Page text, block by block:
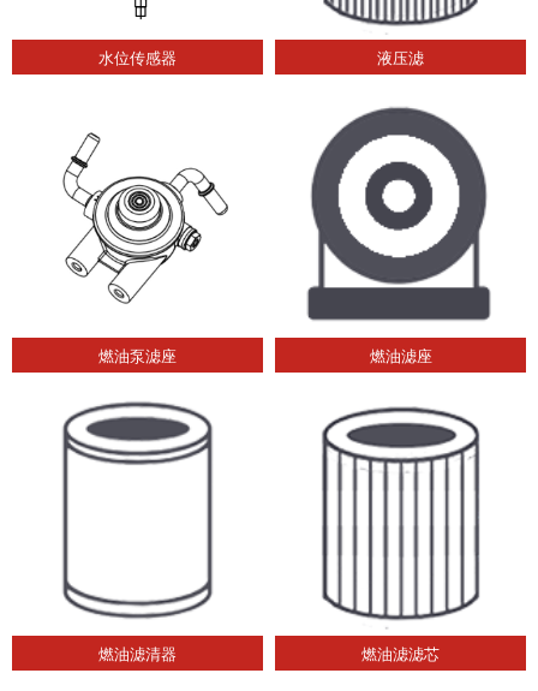
水位传感器 液压滤
燃油泵滤座 燃油滤座
燃油滤清器 燃油滤滤芯